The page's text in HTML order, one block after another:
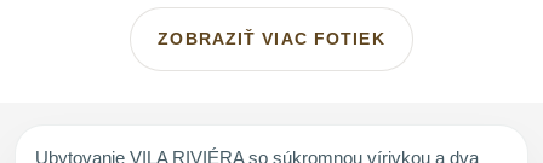
ZOBRAZIŤ VIAC FOTIEK
Ubytovanie VILA RIVIÉRA so súkromnou vírivkou a dva